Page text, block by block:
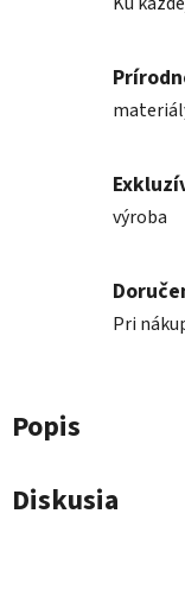
výroba
Pri
Popis
Diskusia